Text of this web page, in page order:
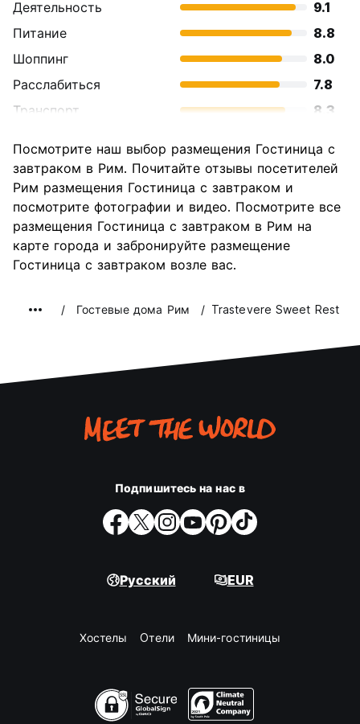
Деятельность
9.1
Питание
8.8
Шоппинг
8.0
Расслабиться
7.8
Транспорт
8.3
достопримечательностей
9.6
Культура
Ночная жизнь
7.7
Соотношение цены и
качества
Посмотрите наш выбор размещения Гостиница с
завтраком в Рим. Почитайте отзывы посетителей
Рим размещения Гостиница с завтраком и
посмотрите фотографии и видео. Посмотрите все
размещения Гостиница с завтраком в Рим на
карте города и забронируйте размещение
Гостиница с завтраком возле вас.
Гостевые дома Рим Trastevere Sweet Rest
Подпишитесь на нас в
Русский EUR
Хостелы Oтели Мини-гостиницы